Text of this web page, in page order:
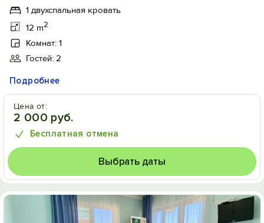
1 двухспальная кровать
12 m2
Комнат: 1
Гостей: 2
Подробнее
Цена от:
2 000 руб.
Бесплатная отмена
Выбрать даты